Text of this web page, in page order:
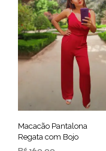
Macacão Pantalona
Regata com Bojo